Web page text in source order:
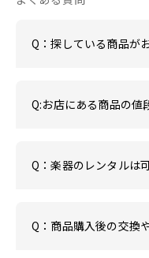
Q：探している商品が
Q:お店にある商品の値
Q：楽器のレンタルは
Q：商品購入後の交換